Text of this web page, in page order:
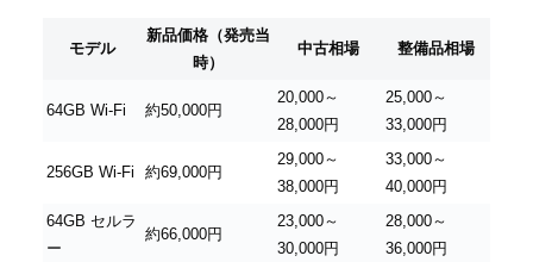
モデル
新品価格（発売当
時）
中古相場 整備品相場
64GB Wi-Fi 約50,000円
20,000～
28,000円
25,000～
33,000円
256GB Wi-Fi 約69,000円
29,000～
38,000円
33,000～
40,000円
64GB セルラ
ー
約66,000円
23,000～
30,000円
28,000～
36,000円